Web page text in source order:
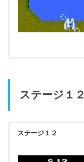
ステージ１２
ステージ１２